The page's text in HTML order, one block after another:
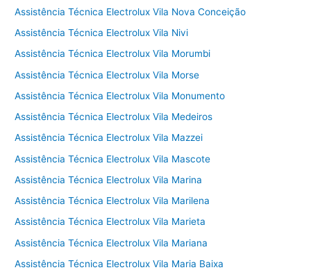
Assistência Técnica Electrolux Vila Nova Conceição
Assistência Técnica Electrolux Vila Nivi
Assistência Técnica Electrolux Vila Morumbi
Assistência Técnica Electrolux Vila Morse
Assistência Técnica Electrolux Vila Monumento
Assistência Técnica Electrolux Vila Medeiros
Assistência Técnica Electrolux Vila Mazzei
Assistência Técnica Electrolux Vila Mascote
Assistência Técnica Electrolux Vila Marina
Assistência Técnica Electrolux Vila Marilena
Assistência Técnica Electrolux Vila Marieta
Assistência Técnica Electrolux Vila Mariana
Assistência Técnica Electrolux Vila Maria Baixa